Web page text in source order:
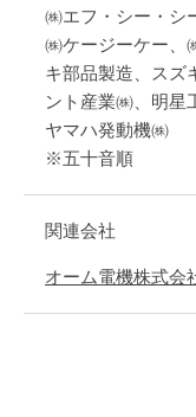
㈱エフ・シー・シ
㈱ケージーケー、
キ部品製造、スズ
ント産業㈱、明星
ヤマハ発動機㈱
※五十音順
関連会社
オーム電機株式会